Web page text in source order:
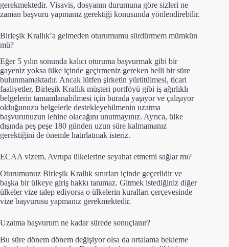
gerekmektedir. Visavis, dosyanın durumuna göre sizleri ne
zaman başvuru yapmanız gerektiği konusunda yönlendirebilir.
Birleşik Krallık’a gelmeden oturumumu sürdürmem mümkün
mü?
Eğer 5 yılın sonunda kalıcı oturuma başvurmak gibi bir
gayeniz yoksa ülke içinde geçirmeniz gereken belli bir süre
bulunmamaktadır. Ancak lütfen şirketin yürütülmesi, ticari
faaliyetler, Birleşik Krallık müşteri portföyü gibi iş ağırlıklı
belgelerin tamamlanabilmesi için burada yaşıyor ve çalışıyor
olduğunuzu belgelerle destekleyebilmenin uzatma
başvurunuzun lehine olacağını unutmayınız. Ayrıca, ülke
dışında peş peşe 180 günden uzun süre kalmamanız
gerektiğini de önemle hatırlatmak isteriz.
ECAA vizem, Avrupa ülkelerine seyahat etmemi sağlar mı?
Oturumunuz Birleşik Krallık sınırları içinde geçerlidir ve
başka bir ülkeye giriş hakkı tanımaz. Gitmek istediğiniz diğer
ülkeler vize talep ediyorsa o ülkelerin kuralları çerçevesinde
vize başvurusu yapmanız gerekmektedir.
Uzatma başvurum ne kadar sürede sonuçlanır?
Bu süre dönem dönem değişiyor olsa da ortalama bekleme